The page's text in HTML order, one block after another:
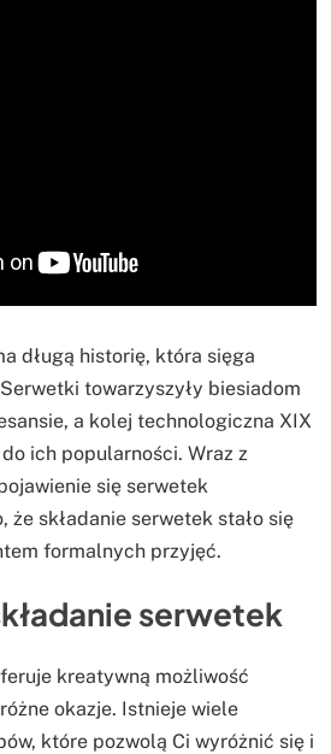
długą historię, która sięga
towarzyszyły biesiadom
a kolej technologiczna XIX
ich popularności. Wraz z
się serwetek
że składanie serwetek stało się
formalnych przyjęć.
serwetek
kreatywną możliwość
okazje. Istnieje wiele
które pozwolą Ci wyróżnić się i